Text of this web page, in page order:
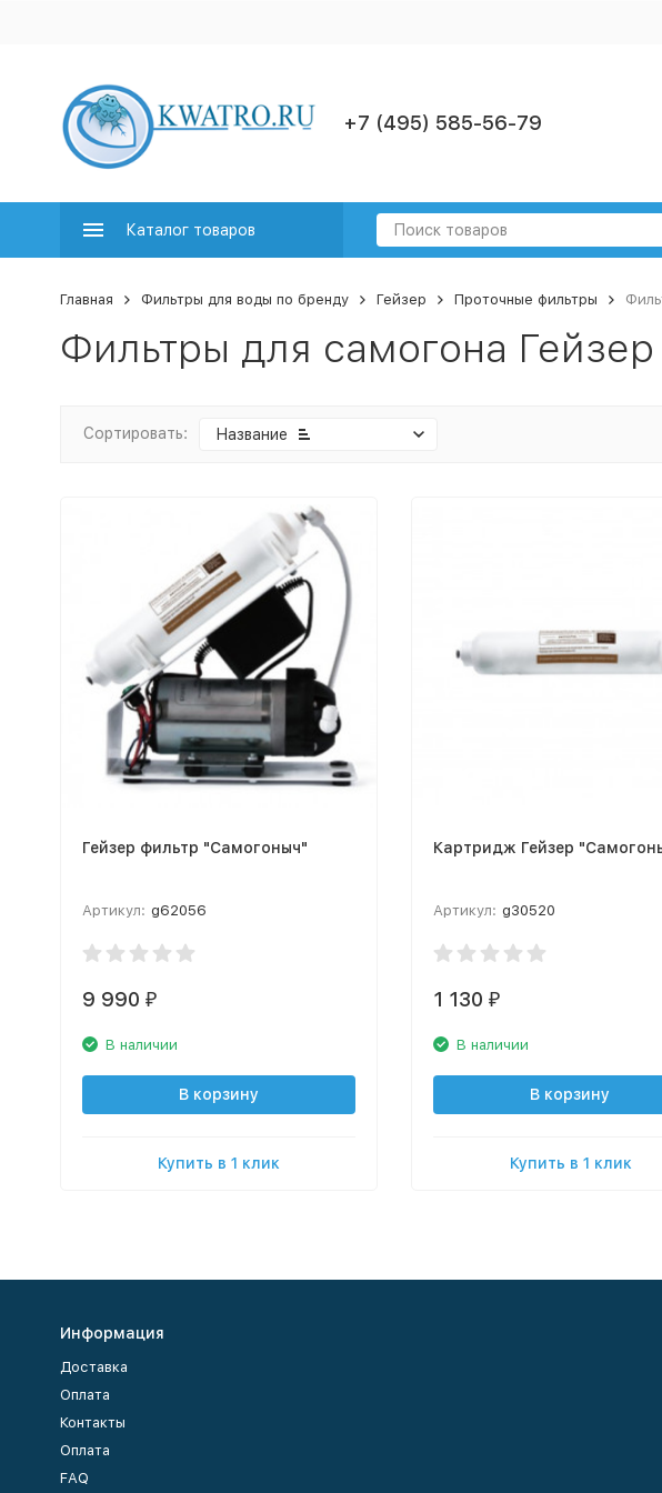
+7 (495) 585-56-79
Каталог товаров
Главная Фильтры для воды по бренду Гейзер Проточные фильтры
Фильтры для самогона Гейзер
Сортировать: Название
Гейзер фильтр "Самогоныч"
Артикул: g62056
9 990 ₽
В наличии
В корзину
Купить в 1 клик
Картридж Гейзер
Артикул: g30520
1 130 ₽
В наличии
В корзину
Купить в 1 клик
Информация
Доставка
Оплата
Контакты
Оплата
FAQ